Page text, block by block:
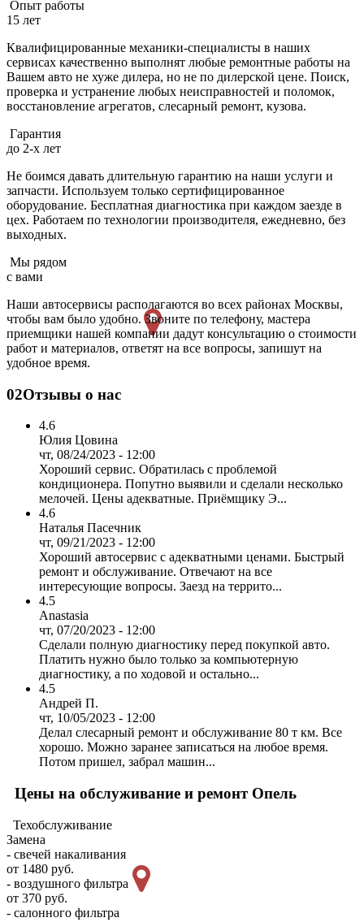
Опыт работы
15 лет
Квалифицированные механики-специалисты в наших
сервисах качественно выполнят любые ремонтные работы на
Вашем авто не хуже дилера, но не по дилерской цене. Поиск,
проверка и устранение любых неисправностей и поломок,
восстановление агрегатов, слесарный ремонт, кузова.
Гарантия
до 2-х лет
Не боимся давать длительную гарантию на наши услуги и
запчасти. Используем только сертифицированное
оборудование. Бесплатная диагностика при каждом заезде в
цех. Работаем по технологии производителя, ежедневно, без
выходных.
Мы рядом
с вами
Наши автосервисы располагаются во всех районах Москвы,
чтобы вам было удобно. Звоните по телефону, мастера
приемщики нашей компании дадут консультацию о стоимости
работ и материалов, ответят на все вопросы, запишут на
удобное время.
02Отзывы о нас
4.6
Юлия Цовина
чт, 08/24/2023 - 12:00
Хороший сервис. Обратилась с проблемой
кондиционера. Попутно выявили и сделали несколько
мелочей. Цены адекватные. Приёмщику Э...
4.6
Наталья Пасечник
чт, 09/21/2023 - 12:00
Хороший автосервис с адекватными ценами. Быстрый
ремонт и обслуживание. Отвечают на все
интересующие вопросы. Заезд на террито...
4.5
Anastasia
чт, 07/20/2023 - 12:00
Сделали полную диагностику перед покупкой авто.
Платить нужно было только за компьютерную
диагностику, а по ходовой и остально...
4.5
Андрей П.
чт, 10/05/2023 - 12:00
Делал слесарный ремонт и обслуживание 80 т км. Все
хорошо. Можно заранее записаться на любое время.
Потом пришел, забрал машин...
Цены на обслуживание и ремонт Опель
Техобслуживание
Замена
- свечей накаливания
от 1480 руб.
- воздушного фильтра
от 370 руб.
- салонного фильтра